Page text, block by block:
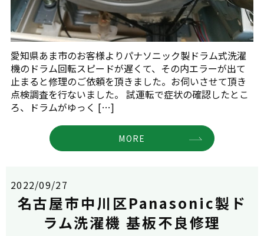
愛知県あま市のお客様よりパナソニック製ドラム式洗濯
機のドラム回転スピードが遅くて、その内エラーが出て
止まると修理のご依頼を頂きました。お伺いさせて頂き
点検調査を行ないました。 試運転で症状の確認したとこ
ろ、ドラムがゆっく […]
MORE
2022/09/27
名古屋市中川区Panasonic製ド
ラム洗濯機 基板不良修理